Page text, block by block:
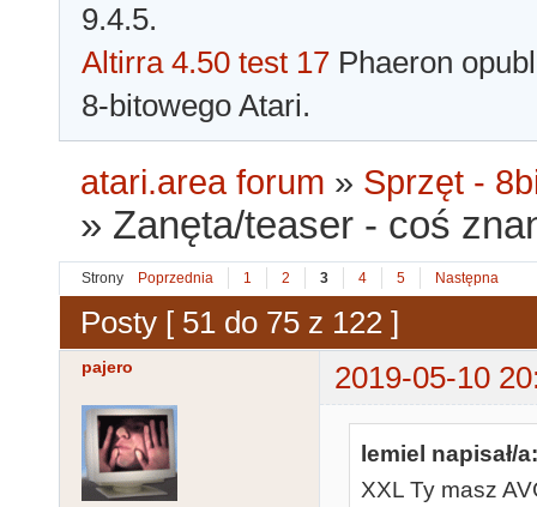
9.4.5.
Altirra 4.50 test 17 Phaeron
8-bitowego Atari.
atari.area forum » Sprzęt -
» Zanęta/teaser - coś
Strony Poprzednia 1 2 3 4 5 Następna
Posty [ 51 do 75 z 122 ]
pajero 2019-05-10
lemiel napisał/a:
XXL Ty masz